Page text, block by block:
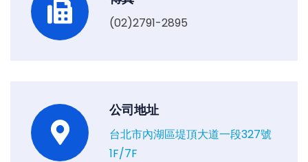
(02)2791-2895
公司地址
台北市內湖區堤頂大道一段327號
1F/7F